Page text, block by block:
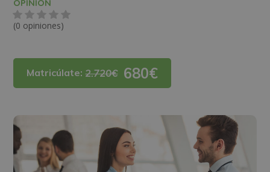
OPINIÓN
(0 opiniones)
Matricúlate:2.720€ 680€